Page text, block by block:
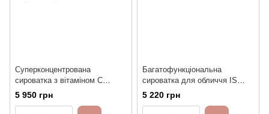
Суперконцентрована
сироватка з вітаміном С
Instytutum Anti-wrinkle
Brightening C-Erum, 30ml
5 950 грн
Багатофункціональна
сироватка для обличчя IS
Clinical Active Serum, 15ml
5 220 грн